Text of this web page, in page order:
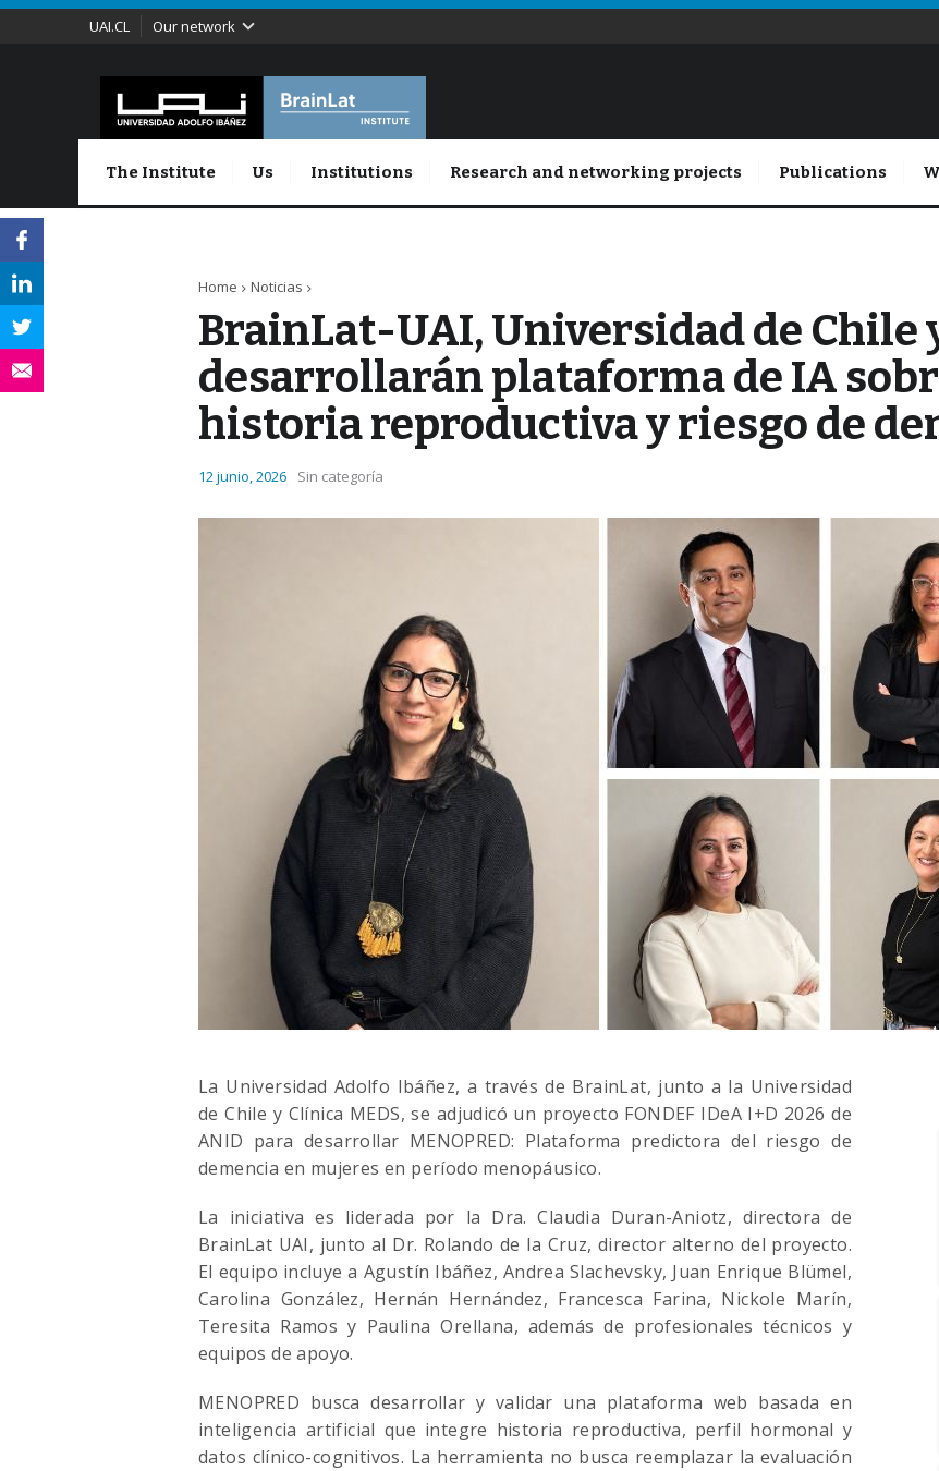
UAI.CL Our network
The Institute Us Institutions Research and networking projects Publications
Home Noticias
BrainLat-UAI, Universidad de Chile
desarrollarán plataforma de IA
historia reproductiva y riesgo de
12 junio, 2026 Sin categoría
La Universidad Adolfo Ibáñez, a través de BrainLat, junto a la Universidad
de Chile y Clínica MEDS, se adjudicó un proyecto FONDEF IDeA I+D 2026 de
ANID para desarrollar MENOPRED: Plataforma predictora del riesgo de
demencia en mujeres en período menopáusico.
La iniciativa es liderada por la Dra. Claudia Duran-Aniotz, directora de
BrainLat UAI, junto al Dr. Rolando de la Cruz, director alterno del proyecto.
El equipo incluye a Agustín Ibáñez, Andrea Slachevsky, Juan Enrique Blümel,
Carolina González, Hernán Hernández, Francesca Farina, Nickole Marín,
Teresita Ramos y Paulina Orellana, además de profesionales técnicos y
equipos de apoyo.
MENOPRED busca desarrollar y validar una plataforma web basada en
inteligencia artificial que integre historia reproductiva, perfil hormonal y
datos clínico-cognitivos. La herramienta no busca reemplazar la evaluación